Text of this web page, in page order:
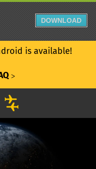
is available!
ᐳ
DOWNLOAD